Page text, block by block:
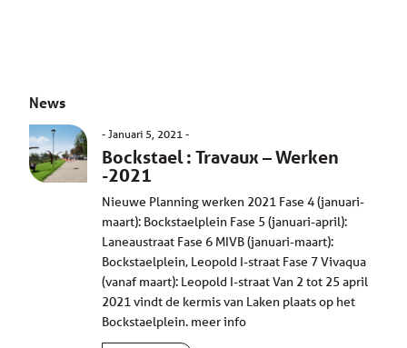
News
Januari 5, 2021
Bockstael : Travaux – Werken
-2021
Nieuwe Planning werken 2021 Fase 4 (januari-
maart): Bockstaelplein Fase 5 (januari-april):
Laneaustraat Fase 6 MIVB (januari-maart):
Bockstaelplein, Leopold I-straat Fase 7 Vivaqua
(vanaf maart): Leopold I-straat Van 2 tot 25 april
2021 vindt de kermis van Laken plaats op het
Bockstaelplein. meer info